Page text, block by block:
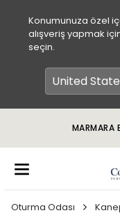
Konumunuza özel
alışveriş yapmak
seçin.
MARMARA
Oturma Odası